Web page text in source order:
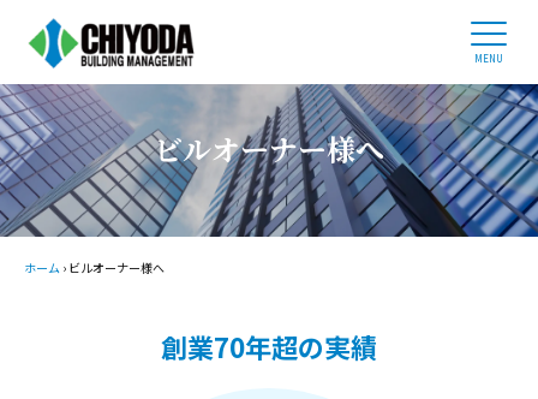
ホーム
ビルオーナー様へ
企業情報
事業内容
管理物件紹介
採用情報
03-3434-0686
平日 9:00 - 17:30
ビルオーナー様へ
ホーム › ビルオーナー様へ
創業70年超の実績